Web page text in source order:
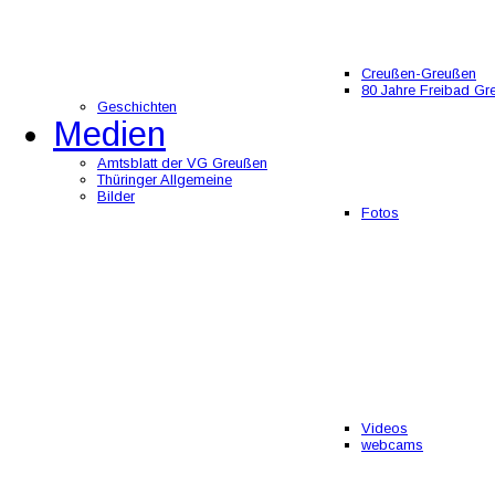
Creußen-Greußen
80 Jahre Freibad
Geschichten
Medien
Amtsblatt der VG Greußen
Thüringer Allgemeine
Bilder
Fotos
Videos
webcams